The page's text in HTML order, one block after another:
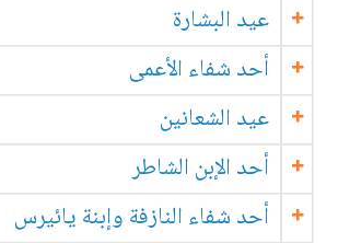
عيد البشارة
أحد شفاء الأعمى
عيد الشعانين
أحد الإبن الشاطر
أحد شفاء النازفة وإبنة يائيرس